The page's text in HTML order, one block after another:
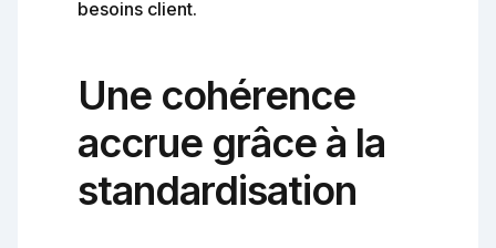
besoins client.
Une cohérence
accrue grâce à la
standardisation